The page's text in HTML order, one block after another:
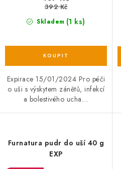
Skladem (1 ks)
392 Kč
Expirace 15/01/2024 Pro péči
o uši s výskytem zánětů, infekcí
a bolestivého ucha....
Furnatura pudr do uší 40 g
EXP